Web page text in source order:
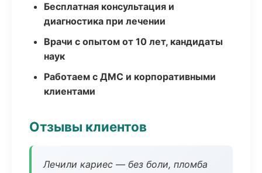
Бесплатная консультация и
диагностика при лечении
Врачи с опытом от 10 лет, кандидаты
наук
Работаем с ДМС и корпоративными
клиентами
Отзывы клиентов
Лечили кариес — без боли, пломба